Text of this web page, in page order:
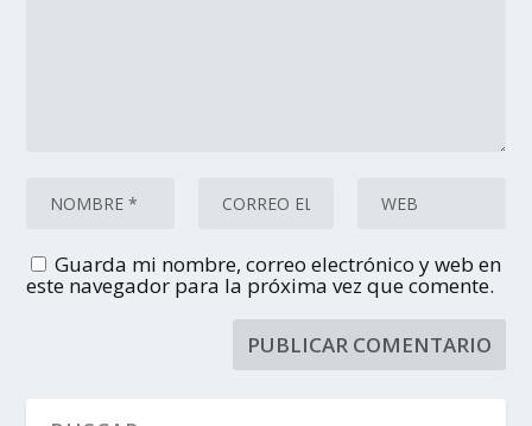
Guarda mi nombre, correo electrónico y web en
este navegador para la próxima vez que comente.